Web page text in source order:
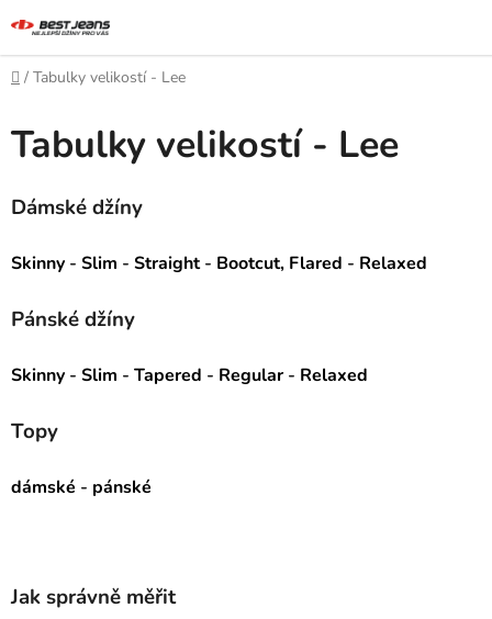
na
obsah
Domov
/ Tabulky velikostí - Lee
Tabulky velikostí - Lee
Dámské džíny
Skinny - Slim - Straight- Bootcut, Flared - Relaxed
Pánské džíny
Skinny - Slim - Tapered - Regular- Relaxed
Topy
dámské - pánské
Jak správně měřit